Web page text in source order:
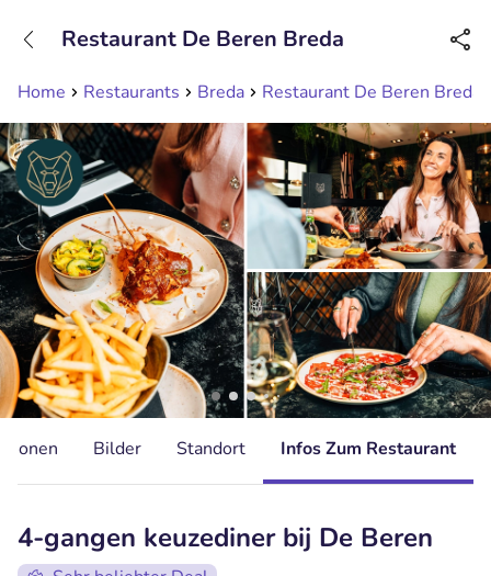
Erreichbar bis 23:00 Uhr (max 0,09€/Min)
Home Restaurants Breda Restaurant De Beren Breda
Restaurant De Beren Breda
Bilder Standort Infos Zum Restaurant
4-gangen keuzediner bij De Beren